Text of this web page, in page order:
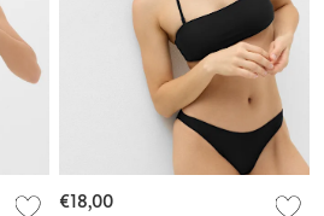
€18,00